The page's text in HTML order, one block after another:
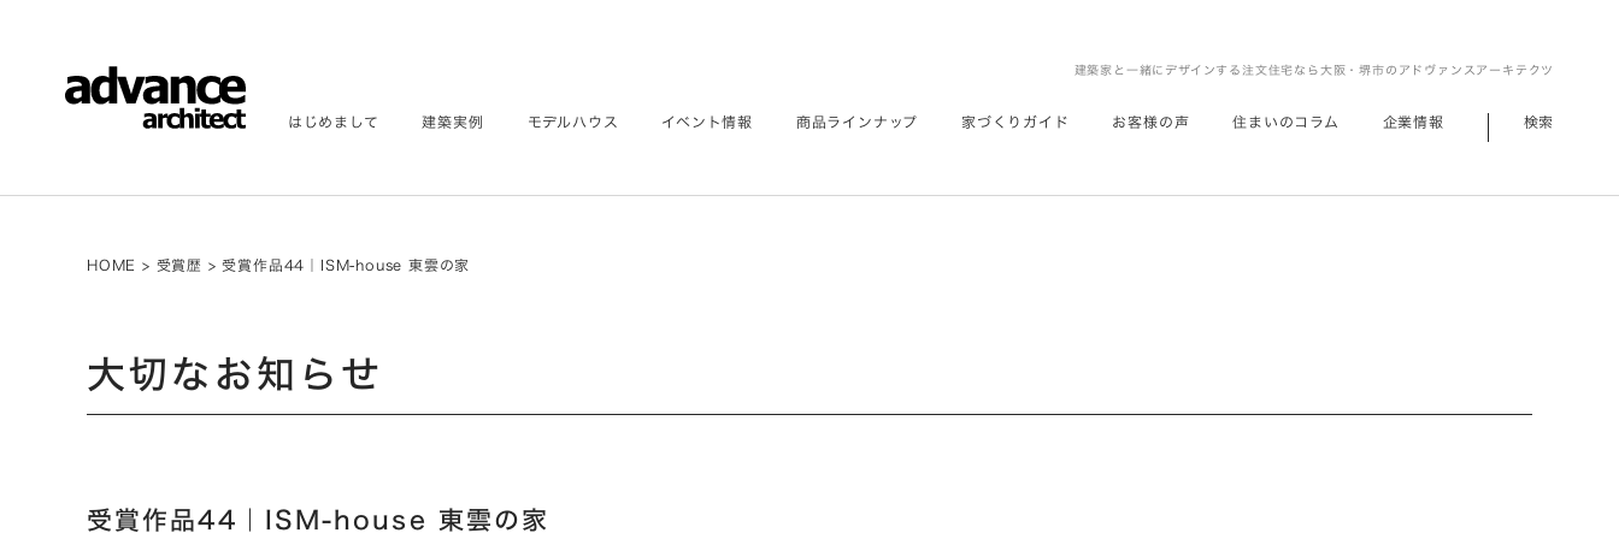
建築家と一緒にデザインする注文住宅なら大阪・堺市のアドヴァンスアーキテクツ
はじめまして 建築実例 モデルハウス イベント情報 商品ラインナップ 家づくりガイド お客様の声 住まいのコラム 企業情報 検索
HOME > 受賞歴 > 受賞作品44｜ISM-house 東雲の家
大切なお知らせ
受賞作品44｜ISM-house 東雲の家